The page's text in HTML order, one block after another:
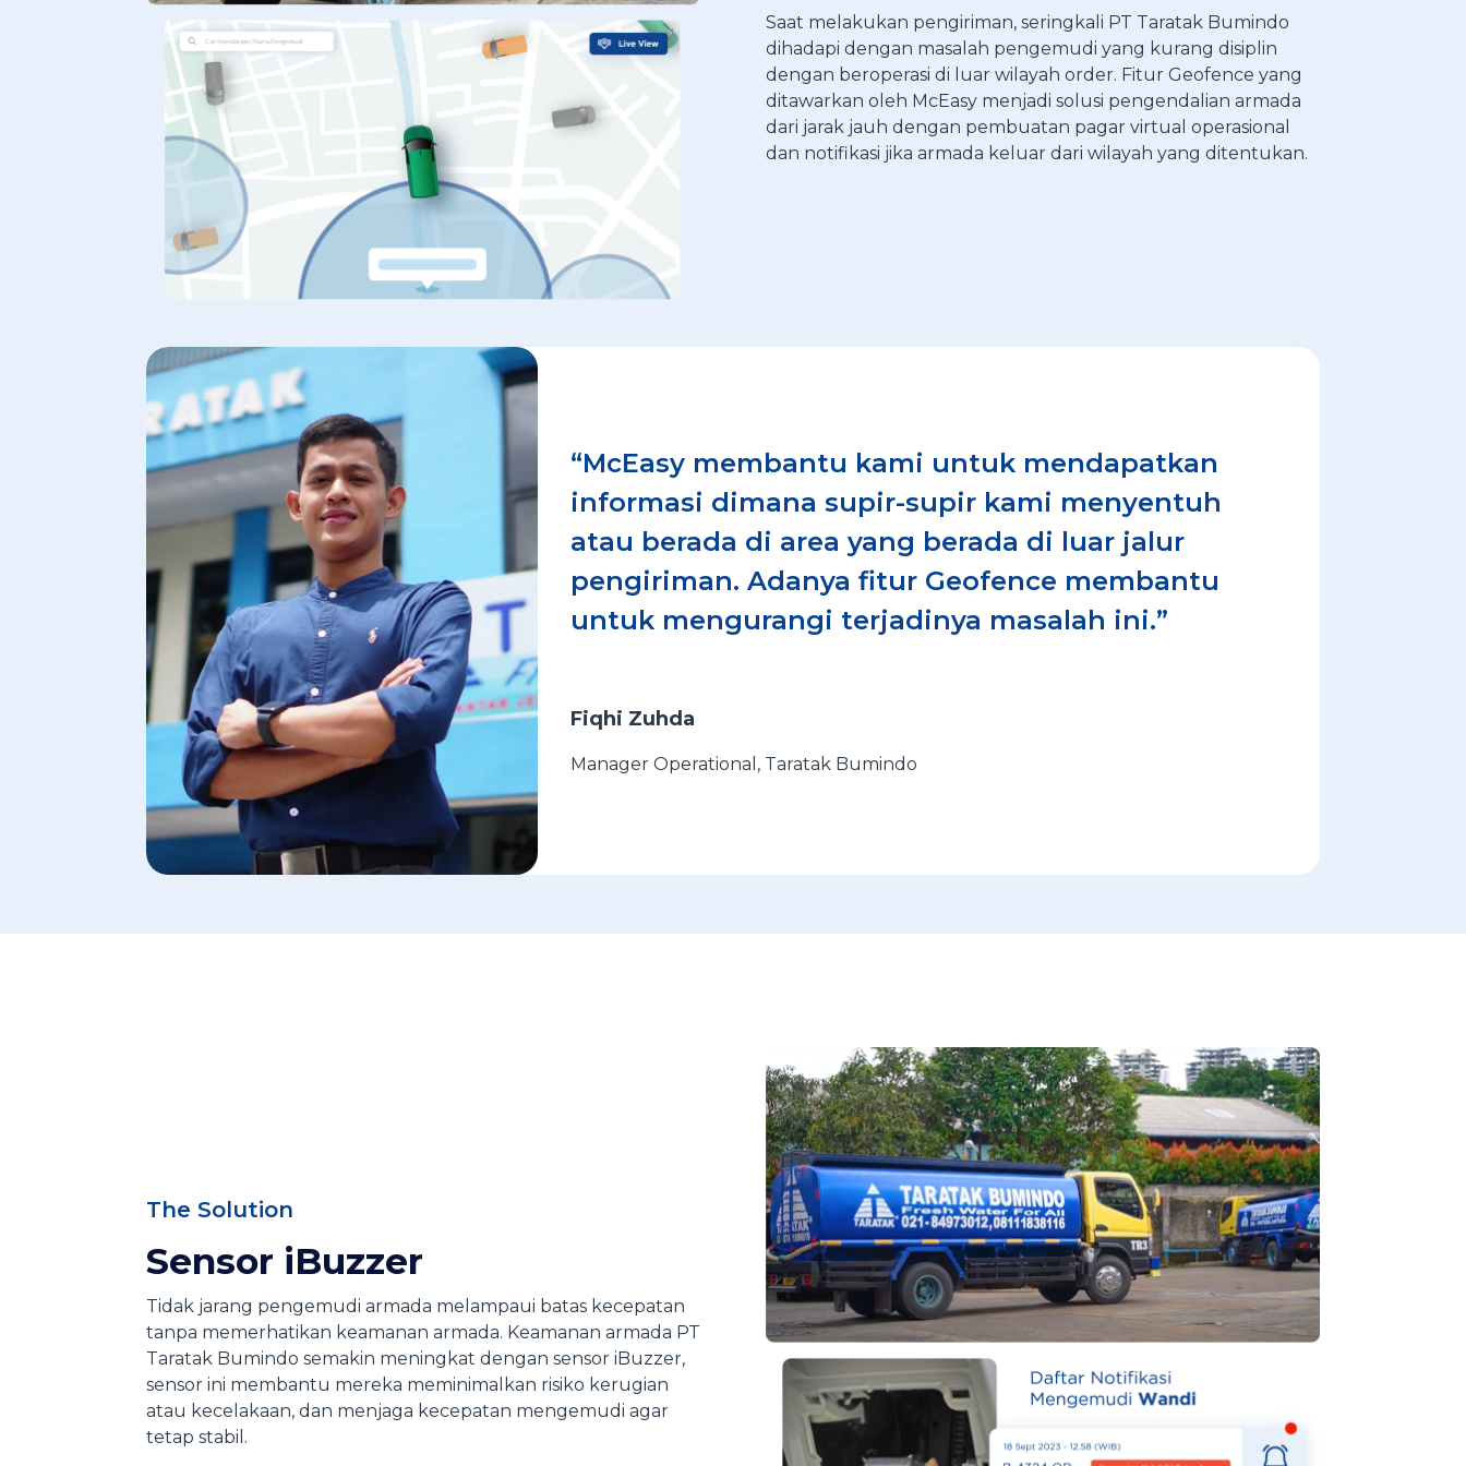
Saat melakukan pengiriman, seringkali PT Taratak Bumindo
dihadapi dengan masalah pengemudi yang kurang disiplin
dengan beroperasi di luar wilayah order. Fitur Geofence yang
ditawarkan oleh McEasy menjadi solusi pengendalian armada
dari jarak jauh dengan pembuatan pagar virtual operasional
dan notifikasi jika armada keluar dari wilayah yang ditentukan.
“McEasy membantu kami untuk mendapatkan
informasi dimana supir-supir kami menyentuh
atau berada di area yang berada di luar jalur
pengiriman. Adanya fitur Geofence membantu
untuk mengurangi terjadinya masalah ini.”
Fiqhi Zuhda
Manager Operational , Taratak Bumindo
The Solution
Sensor iBuzzer
Tidak jarang pengemudi armada melampaui batas kecepatan
tanpa memerhatikan keamanan armada. Keamanan armada PT
Taratak Bumindo semakin meningkat dengan sensor iBuzzer,
sensor ini membantu mereka meminimalkan risiko kerugian
atau kecelakaan, dan menjaga kecepatan mengemudi agar
tetap stabil.